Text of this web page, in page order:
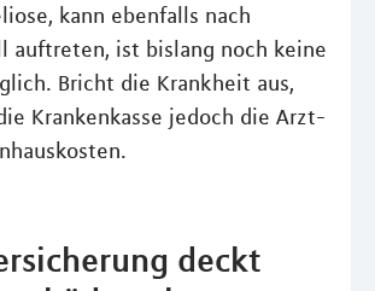
kann ebenfalls nach
auftreten, ist bislang noch keine
Bricht die Krankheit aus,
Krankenkasse jedoch die Arzt-
deckt